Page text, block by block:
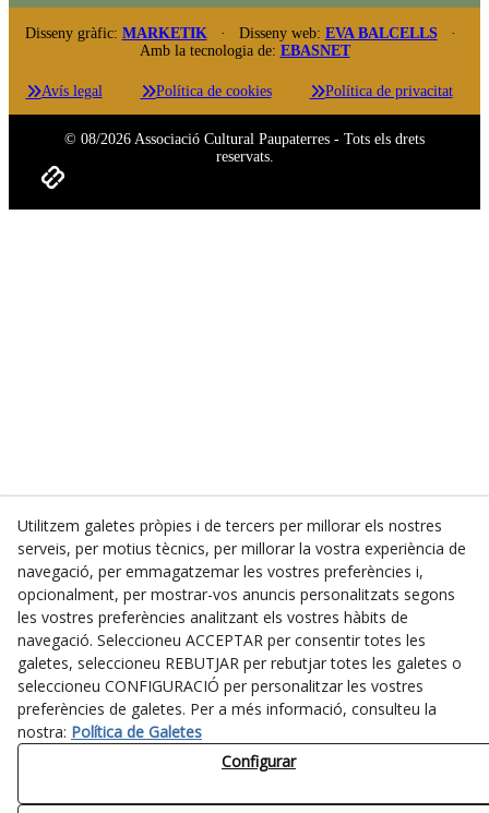
Disseny gràfic: MARKETIK· Disseny web: EVA BALCELLS·
Amb la tecnologia de: EBASNET
Avís legal Política de cookies Política de privacitat
© 08/2026 Associació Cultural Paupaterres - Tots els drets
reservats.
Utilitzem galetes pròpies i de tercers per millorar els nostres
serveis, per motius tècnics, per millorar la vostra experiència de
navegació, per emmagatzemar les vostres preferències i,
opcionalment, per mostrar-vos anuncis personalitzats segons
les vostres preferències analitzant els vostres hàbits de
navegació. Seleccioneu ACCEPTAR per consentir totes les
galetes, seleccioneu REBUTJAR per rebutjar totes les galetes o
seleccioneu CONFIGURACIÓ per personalitzar les vostres
preferències de galetes. Per a més informació, consulteu la
nostra: Política de Galetes
Configurar